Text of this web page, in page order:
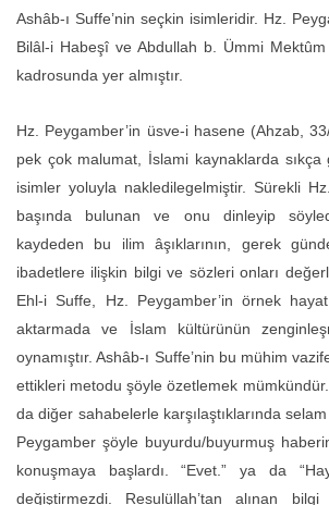
Ashâb-ı Suffe’nin seçkin isimleridir. Hz.
Bilâl-i Habeşî ve Abdullah b. Ümmi
kadrosunda yer almıştır.
Hz. Peygamber’in üsve-i hasene (Ahzab,
pek çok malumat, İslami kaynaklarda
isimler yoluyla nakledilegelmiştir. Sürekli
başında bulunan ve onu dinleyip
kaydeden bu ilim âşıklarının, gerek
ibadetlere ilişkin bilgi ve sözleri onları
Ehl-i Suffe, Hz. Peygamber’in örnek
aktarmada ve İslam kültürünün
oynamıştır. Ashâb-ı Suffe’nin bu mühim
ettikleri metodu şöyle özetlemek
da diğer sahabelerle karşılaştıklarında
Peygamber şöyle buyurdu/buyurmuş
konuşmaya başlardı. “Evet.” ya da
değiştirmezdi. Resulüllah’tan alınan